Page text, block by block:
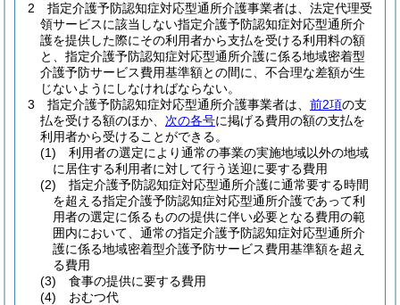
2
指定介護予防認知症対応型通所介護事業者は、法定代理受
領サービスに該当しない指定介護予防認知症対応型通所介
護を提供した際にその利用者から支払を受ける利用料の額
と、指定介護予防認知症対応型通所介護に係る地域密着型
介護予防サービス費用基準額との間に、不合理な差額が生
じないようにしなければならない。
3
指定介護予防認知症対応型通所介護事業者は、 前2項の支
払を受ける額のほか、 次の各号に掲げる費用の額の支払を
利用者から受けることができる。
(1)
利用者の選定により通常の事業の実施地域以外の地域
に居住する利用者に対して行う送迎に要する費用
(2)
指定介護予防認知症対応型通所介護に通常要する時間
を超える指定介護予防認知症対応型通所介護であって利
用者の選定に係るものの提供に伴い必要となる費用の範
囲内において、通常の指定介護予防認知症対応型通所介
護に係る地域密着型介護予防サービス費用基準額を超え
る費用
(3)
食事の提供に要する費用
(4)
おむつ代